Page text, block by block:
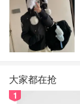
大家都在抢
1